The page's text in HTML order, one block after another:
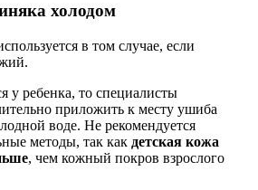
холодом
в том случае, если
у ребенка, то специалисты
приложить к месту ушиба
воде. Не рекомендуется
методы, так как детская кожа
, чем кожный покров взрослого